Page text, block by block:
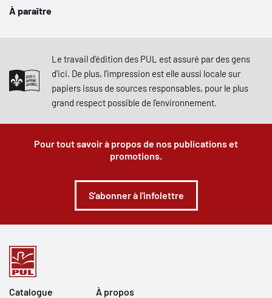
À paraître
Le travail d'édition des PUL est assuré par des gens
d'ici. De plus, l'impression est elle aussi locale sur
papiers issus de sources responsables, pour le plus
grand respect possible de l'environnement.
Pour tout savoir à propos de nos publications et
promotions.
S'abonner à l'infolettre
Catalogue À propos